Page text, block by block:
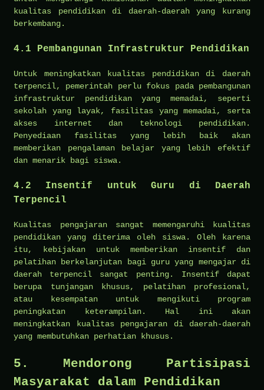
kualitas pendidikan di daerah-daerah yang kurang
berkembang.
4.1 Pembangunan Infrastruktur Pendidikan
Untuk meningkatkan kualitas pendidikan di daerah
terpencil, pemerintah perlu fokus pada pembangunan
infrastruktur pendidikan yang memadai, seperti
sekolah yang layak, fasilitas yang memadai, serta
akses internet dan teknologi pendidikan.
Penyediaan fasilitas yang lebih baik akan
memberikan pengalaman belajar yang lebih efektif
dan menarik bagi siswa.
4.2 Insentif untuk Guru di Daerah
Terpencil
Kualitas pengajaran sangat memengaruhi kualitas
pendidikan yang diterima oleh siswa. Oleh karena
itu, kebijakan untuk memberikan insentif dan
pelatihan berkelanjutan bagi guru yang mengajar di
daerah terpencil sangat penting. Insentif dapat
berupa tunjangan khusus, pelatihan profesional,
atau kesempatan untuk mengikuti program
peningkatan keterampilan. Hal ini akan
meningkatkan kualitas pengajaran di daerah-daerah
yang membutuhkan perhatian khusus.
5. Mendorong Partisipasi
Masyarakat dalam Pendidikan